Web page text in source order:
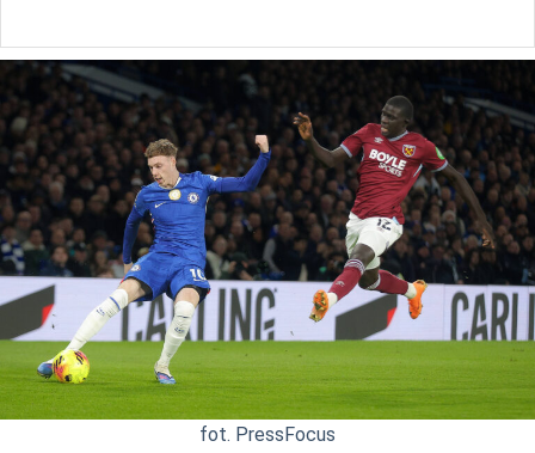
fot. PressFocus